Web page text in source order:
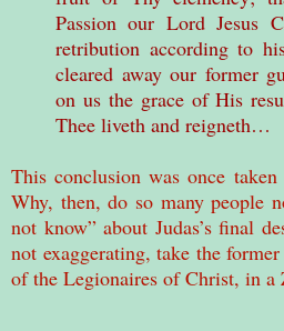
Passion our Lord Jesus
retribution according to
cleared away our former
on us the grace of His
Thee liveth and reigneth…
This conclusion was once
Why, then, do so many people
not know” about Judas’s final
not exaggerating, take the
of the Legionaires of Christ, in